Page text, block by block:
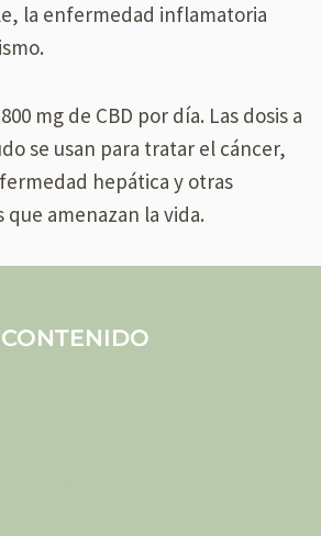
la enfermedad inflamatoria
mg de CBD por día. Las dosis a
se usan para tratar el cáncer,
hepática y otras
que amenazan la vida.
CONTENIDO